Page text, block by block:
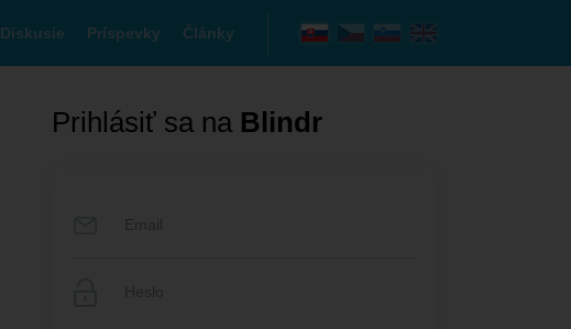
Diskusie Príspevky Články
Prihlásiť sa na Blindr